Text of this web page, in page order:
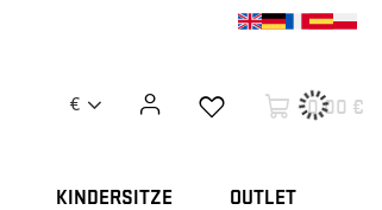
€ 0,00 €
KINDERSITZE OUTLET